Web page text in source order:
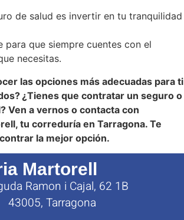
de salud es invertir en tu tranquilidad
para que siempre cuentes con el
necesitas.
las opciones más adecuadas para ti
¿Tienes que contratar un seguro o
Ven a vernos o contacta con
tu correduría en Tarragona. Te
la mejor opción.
Martorell
Ramon i Cajal, 62 1B
43005, Tarragona